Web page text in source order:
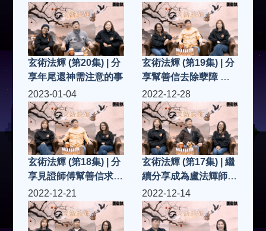
玄術法輝 (第20集) | 分
享年尾還神需注意的事
玄術法輝 (第19集) | 分
享幫善信去除孽障 化
孽、解孽
2023-01-04
玄術法輝 (第18集) | 分
享見證師傅幫善信求助
的個案：驅邪
2022-12-28
玄術法輝 (第17集) | 繼
續分享成為盧法輝師傅
弟子過程、感受...
2022-12-21 2022-12-14